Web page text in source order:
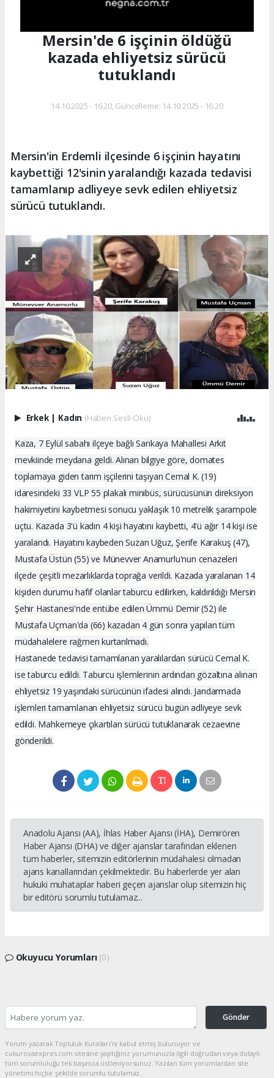
Mersin'de 6 işçinin öldüğü
kazada ehliyetsiz sürücü
tutuklandı
14.10.2025 - 16:20, Güncelleme: 14.10.2025 - 16:20
Mersin'in Erdemli ilçesinde 6 işçinin hayatını
kaybettiği 12'sinin yaralandığı kazada tedavisi
tamamlanıp adliyeye sevk edilen ehliyetsiz
sürücü tutuklandı.
Erkek Kadın (Haberi Sesli Oku)
Kaza, 7 Eylül sabahı ilçeye bağlı Sarıkaya Mahallesi Arkıt
mevkiinde meydana geldi. Alınan bilgiye göre, domates
toplamaya giden tarım işçilerini taşıyan Cemal K. (19)
idaresindeki 33 VLP 55 plakalı minibüs, sürücüsünün direksiyon
hakimiyetini kaybetmesi sonucu yaklaşık 10 metrelik şarampole
uçtu. Kazada 3'ü kadın 4 kişi hayatını kaybetti, 4'ü ağır 14 kişi ise
yaralandı. Hayatını kaybeden Suzan Uğuz, Şerife Karakuş (47),
Mustafa Üstün (55) ve Münevver Anamurlu'nun cenazeleri
ilçede çeşitli mezarlıklarda toprağa verildi. Kazada yaralanan 14
kişiden durumu hafif olanlar taburcu edilirken, kaldırıldığı Mersin
Şehir Hastanesi'nde entübe edilen Ümmü Demir (52) ile
Mustafa Uçman'da (66) kazadan 4 gün sonra yapılan tüm
müdahalelere rağmen kurtarılmadı.
Hastanede tedavisi tamamlanan yaralılardan sürücü Cemal K.
ise taburcu edildi. Taburcu işlemlerinin ardından gözaltına alınan
ehliyetsiz 19 yaşındaki sürücünün ifadesi alındı. Jandarmada
işlemleri tamamlanan ehliyetsiz sürücü bugün adliyeye sevk
edildi. Mahkemeye çıkartılan sürücü tutuklanarak cezaevine
gönderildi.
Anadolu Ajansı (AA), İhlas Haber Ajansı (İHA), Demirören
Haber Ajansı (DHA) ve diğer ajanslar tarafından eklenen
tüm haberler, sitemizin editörlerinin müdahalesi olmadan
ajans kanallarından çekilmektedir. Bu haberlerde yer alan
hukuki muhataplar haberi geçen ajanslar olup sitemizin hiç
bir editörü sorumlu tutulamaz...
Okuyucu Yorumları (0)
Gönder
Yorum yazarak Topluluk Kuralları’nı kabul etmiş bulunuyor ve
cukurovaexpres.com sitesine yaptığınız yorumunuzla ilgili doğrudan veya dolaylı
tüm sorumluluğu tek başınıza üstleniyorsunuz. Yazılan tüm yorumlardan site
yönetimi hiçbir şekilde sorumlu tutulamaz.